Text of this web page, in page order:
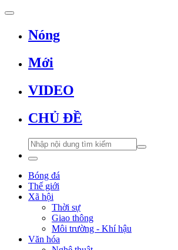
Nóng
Mới
VIDEO
CHỦ ĐỀ
Bóng đá
Thế giới
Xã hội
Thời sự
Giao thông
Môi trường - Khí hậu
Văn hóa